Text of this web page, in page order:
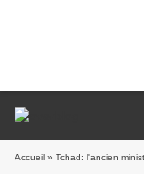
Accueil » Tchad: l'ancien